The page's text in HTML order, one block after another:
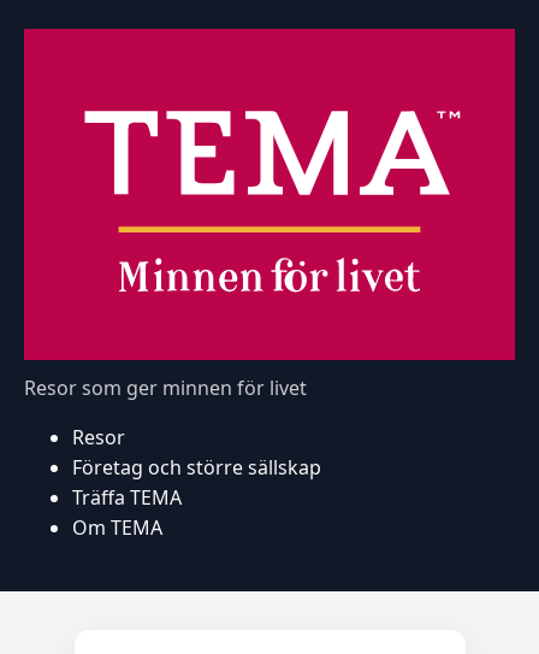
Resor som ger minnen för livet
Resor
Företag och större sällskap
Träffa TEMA
Om TEMA